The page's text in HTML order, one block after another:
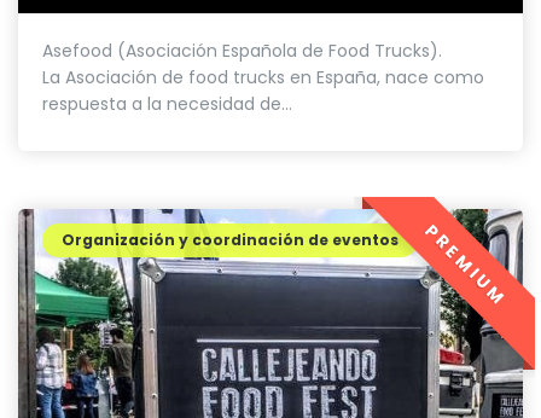
Asefood (Asociación Española de Food Trucks).
La Asociación de food trucks en España, nace como
respuesta a la necesidad de...
Organización y coordinación de eventos PREMIUM